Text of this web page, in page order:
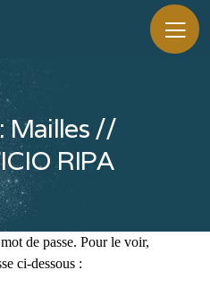
Mailles //
RIPA
de passe. Pour le voir,
ci-dessous :